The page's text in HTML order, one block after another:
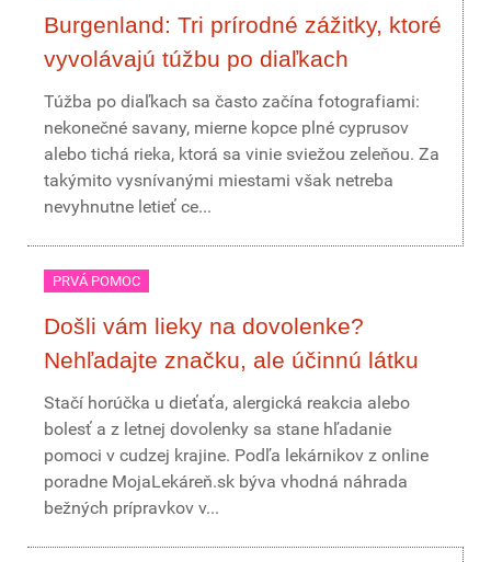
Burgenland: Tri prírodné zážitky, ktoré
vyvolávajú túžbu po diaľkach
Túžba po diaľkach sa často začína fotografiami:
nekonečné savany, mierne kopce plné cyprusov
alebo tichá rieka, ktorá sa vinie sviežou zeleňou. Za
takýmito vysnívanými miestami však netreba
nevyhnutne letieť ce...
PRVÁ POMOC
Došli vám lieky na dovolenke?
Nehľadajte značku, ale účinnú látku
Stačí horúčka u dieťaťa, alergická reakcia alebo
bolesť a z letnej dovolenky sa stane hľadanie
pomoci v cudzej krajine. Podľa lekárnikov z online
poradne MojaLekáreň.sk býva vhodná náhrada
bežných prípravkov v...